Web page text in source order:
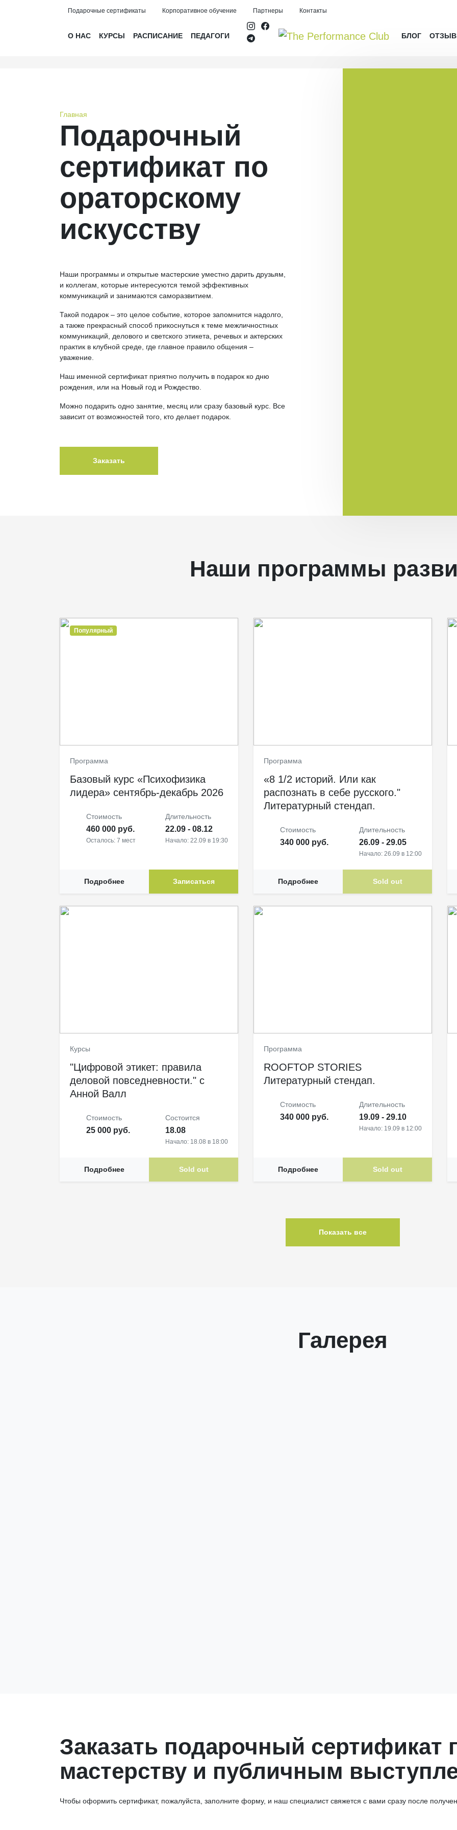
Подарочные сертификаты Корпоративное обучение Партнеры Контакты
О НАС КУРСЫ РАСПИСАНИЕ ПЕДАГОГИ БЛОГ
Главная
Подарочный
сертификат по
ораторскому
искусству
Наши программы и открытые мастерские уместно дарить друзьям,
и коллегам, которые интересуются темой эффективных
коммуникаций и занимаются саморазвитием.
Такой подарок – это целое событие, которое запомнится надолго,
а также прекрасный способ прикоснуться к теме межличностных
коммуникаций, делового и светского этикета, речевых и актерских
практик в клубной среде, где главное правило общения –
уважение.
Наш именной сертификат приятно получить в подарок ко дню
рождения, или на Новый год и Рождество.
Можно подарить одно занятие, месяц или сразу базовый курс. Все
зависит от возможностей того, кто делает подарок.
Заказать
Наши программы
Популярный
Программа
Базовый курс «Психофизика
лидера» сентябрь-декабрь 2026
Стоимость
460 000 руб.
Осталось: 7 мест
Длительность
22.09 - 08.12
Начало: 22.09 в 19:30
Подробнее Записаться
Программа
«8 1/2 историй. Или как
распознать в себе русского."
Литературный стендап.
Стоимость
340 000 руб.
Длительность
26.09 - 29.05
Начало: 26.09 в 12:00
Подробнее Sold out
Курсы
"Цифровой этикет: правила
деловой повседневности." с
Анной Валл
Стоимость
25 000 руб.
Cостоится
18.08
Начало: 18.08 в 18:00
Подробнее Sold out
Программа
ROOFTOP STORIES
Литературный стендап.
Стоимость
340 000 руб.
Длительность
19.09 - 29.10
Начало: 19.09 в 12:00
Подробнее Sold out
Показать все
Галерея
Заказать подарочный сертификат
мастерству и публичным
Чтобы оформить сертификат, пожалуйста, заполните форму, и наш специалист свяжется с вами сразу после